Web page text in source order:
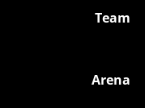
Team
Arena